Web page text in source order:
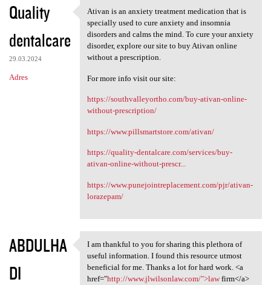
Quality
dentalcare
29.03.2024
Adres
Ativan is an anxiety
Ativan is an anxiety treatment medication that is
specially used to cure anxiety and insomnia
disorders and calms the mind. To cure your anxiety
disorder, explore our site to buy Ativan online
without a prescription.
For more info visit our site:
https://southvalleyortho.com/buy-ativan-online-
without-prescription/
https://www.pillsmartstore.com/ativan/
https://quality-dentalcare.com/services/buy-
ativan-online-without-prescr...
https://www.punejointreplacement.com/pjr/ativan-
lorazepam/
ABDULHA
DI
I am thankful to you for
I am thankful to you for sharing this plethora of
useful information. I found this resource utmost
beneficial for me. Thanks a lot for hard work. <a
href="http://www.jlwilsonlaw.com/">lawfirm</a>